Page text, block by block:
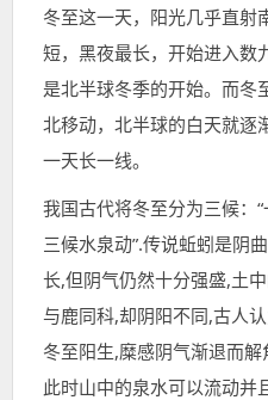
冬至这一天，阳光几乎直射
短，黑夜最长，开始进入数
是北半球冬季的开始。而冬
北移动，北半球的白天就逐
一天长一线。
我国古代将冬至分为三候：“
三候水泉动”.传说蚯蚓是阴
长,但阴气仍然十分强盛,土
与鹿同科,却阴阳不同,古人
冬至阳生,糜感阴气渐退而
此时山中的泉水可以流动并